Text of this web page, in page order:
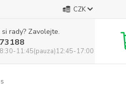
CZK
rady? Zavolejte.
11:45(pauza)12:45-17:00